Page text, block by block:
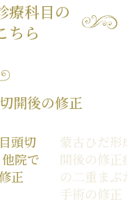
療科目の
ちら
開後の修正
頭切
院で
正
蒙古ひだ形
開後の修正
の二重まぶ
手術の修正